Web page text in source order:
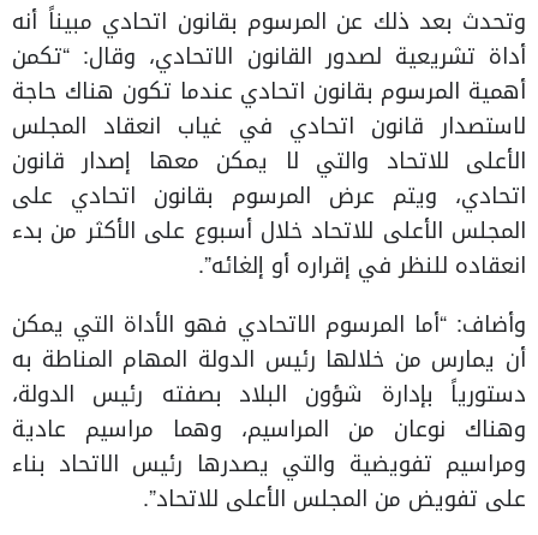
وتحدث بعد ذلك عن المرسوم بقانون اتحادي مبيناً أنه
أداة تشريعية لصدور القانون الاتحادي، وقال: “تكمن
أهمية المرسوم بقانون اتحادي عندما تكون هناك حاجة
لاستصدار قانون اتحادي في غياب انعقاد المجلس
الأعلى للاتحاد والتي لا يمكن معها إصدار قانون
اتحادي، ويتم عرض المرسوم بقانون اتحادي على
المجلس الأعلى للاتحاد خلال أسبوع على الأكثر من بدء
انعقاده للنظر في إقراره أو إلغائه”.
وأضاف: “أما المرسوم الاتحادي فهو الأداة التي يمكن
أن يمارس من خلالها رئيس الدولة المهام المناطة به
دستورياً بإدارة شؤون البلاد بصفته رئيس الدولة،
وهناك نوعان من المراسيم، وهما مراسيم عادية
ومراسيم تفويضية والتي يصدرها رئيس الاتحاد بناء
على تفويض من المجلس الأعلى للاتحاد”.